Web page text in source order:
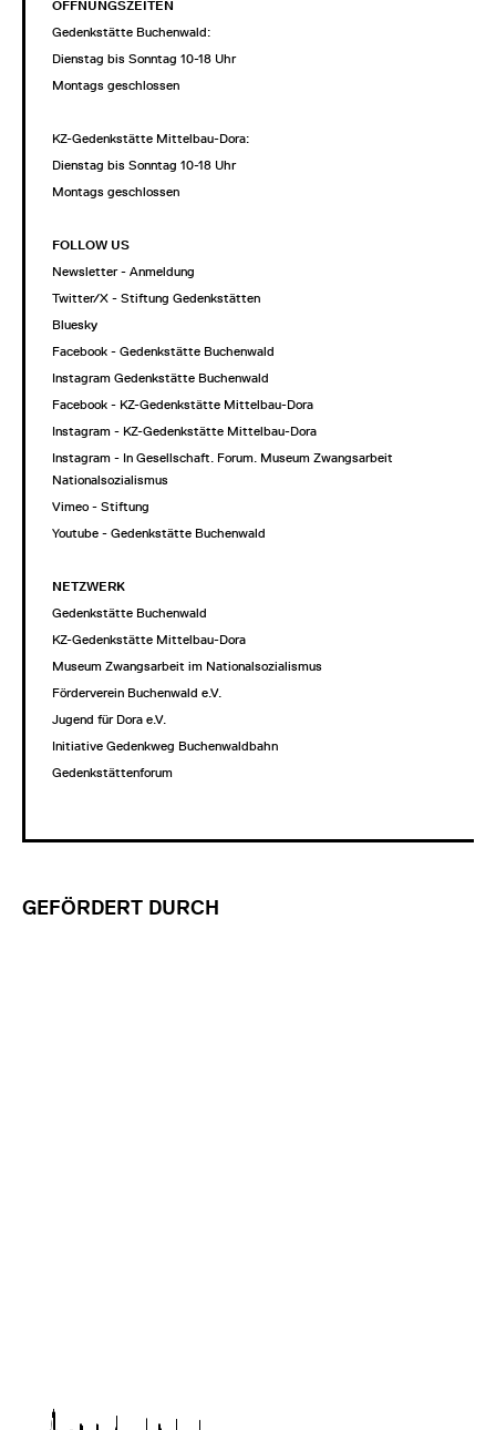
ÖFFNUNGSZEITEN
Gedenkstätte Buchenwald:
Dienstag bis Sonntag 10-18 Uhr
Montags geschlossen
KZ-Gedenkstätte Mittelbau-Dora:
Dienstag bis Sonntag 10-18 Uhr
Montags geschlossen
FOLLOW US
Newsletter - Anmeldung
Twitter/X - Stiftung Gedenkstätten
Bluesky
Facebook - Gedenkstätte Buchenwald
Instagram Gedenkstätte Buchenwald
Facebook - KZ-Gedenkstätte Mittelbau-Dora
Instagram - KZ-Gedenkstätte Mittelbau-Dora
Instagram - In Gesellschaft. Forum. Museum Zwangsarbeit im
Nationalsozialismus
Vimeo - Stiftung
Youtube - Gedenkstätte Buchenwald
NETZWERK
Gedenkstätte Buchenwald
KZ-Gedenkstätte Mittelbau-Dora
Museum Zwangsarbeit im Nationalsozialismus
Förderverein Buchenwald e.V.
Jugend für Dora e.V.
Initiative Gedenkweg Buchenwaldbahn
Gedenkstättenforum
GEFÖRDERT DURCH